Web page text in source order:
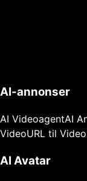
AI-annonser
AI VideoagentAI
VideoURL til Video
AI Avatar